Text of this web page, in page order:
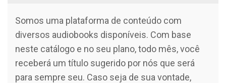
Somos uma plataforma de conteúdo com
diversos audiobooks disponíveis. Com base
neste catálogo e no seu plano, todo mês, você
receberá um título sugerido por nós que será
para sempre seu. Caso seja de sua vontade,